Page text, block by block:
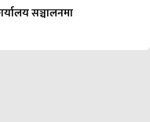
सञ्चालनमा